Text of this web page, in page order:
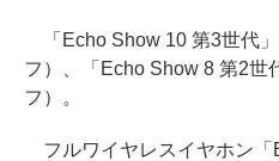
「Echo Show 10 第3世代
フ）、「Echo Show 8 第2世
フ）。
フルワイヤレスイヤホン「